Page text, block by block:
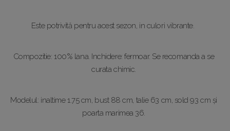
Este potrivită pentru acest sezon, in culori vibrante.
Compozitie: 100% lana. Inchidere: fermoar. Se recomanda a se
curata chimic.
Modelul: inaltime 1.75 cm, bust 88 cm, talie 63 cm, sold 93 cm și
poarta marimea 36.